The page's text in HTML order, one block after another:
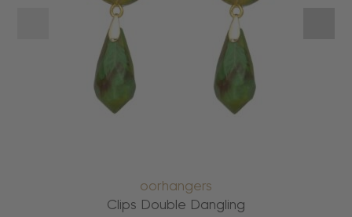
oorhangers
Clips Double Dangling